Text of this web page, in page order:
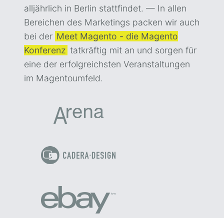
alljährlich in Berlin stattfindet. — In allen
Bereichen des Marketings packen wir auch
bei der Meet Magento - die Magento
Konferenz tatkräftig mit an und sorgen für
eine der erfolgreichsten Veranstaltungen
im Magentoumfeld.